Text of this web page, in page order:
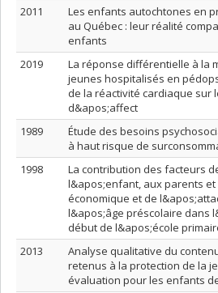
2011
Les enfants autochtones en
au Québec : leur réalité
enfants
2019
La réponse différentielle à la
jeunes hospitalisés en
de la réactivité cardiaque sur
d&apos;affect
1989
Étude des besoins
à haut risque de
1998
La contribution des facteurs
l&apos;enfant, aux parents
économique et de
l&apos;âge préscolaire dans
début de l&apos;école
2013
Analyse qualitative du
retenus à la protection de la
évaluation pour les enfants